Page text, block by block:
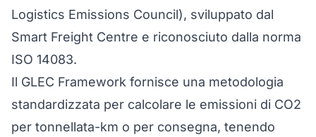
Logistics Emissions Council), sviluppato dal
Smart Freight Centre e riconosciuto dalla norma
ISO 14083.
Il GLEC Framework fornisce una metodologia
standardizzata per calcolare le emissioni di CO2
per tonnellata-km o per consegna, tenendo